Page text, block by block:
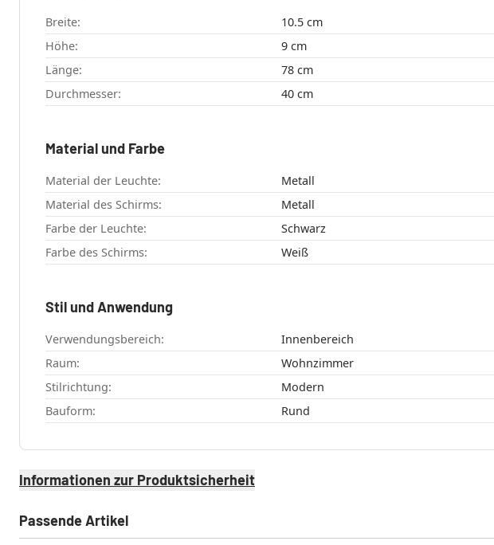
Breite:
10.5 cm
Höhe:
9 cm
Länge:
78 cm
Durchmesser:
40 cm
Material und Farbe
Material der Leuchte:
Metall
Material des Schirms:
Metall
Farbe der Leuchte:
Schwarz
Farbe des Schirms:
Weiß
Stil und Anwendung
Verwendungsbereich:
Innenbereich
Raum:
Wohnzimmer
Stilrichtung:
Modern
Bauform:
Rund
Informationen zur Produktsicherheit
Passende Artikel